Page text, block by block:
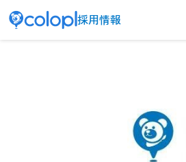
採用情報